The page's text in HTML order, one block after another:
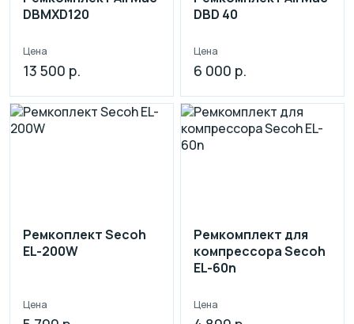
DBMXD120
Цена
13 500 р.
DBD 40
Цена
6 000 р.
Ремкоплект Secoh
EL-200W
Цена
Ремкомплект для
компрессора Secoh
EL-60n
Цена